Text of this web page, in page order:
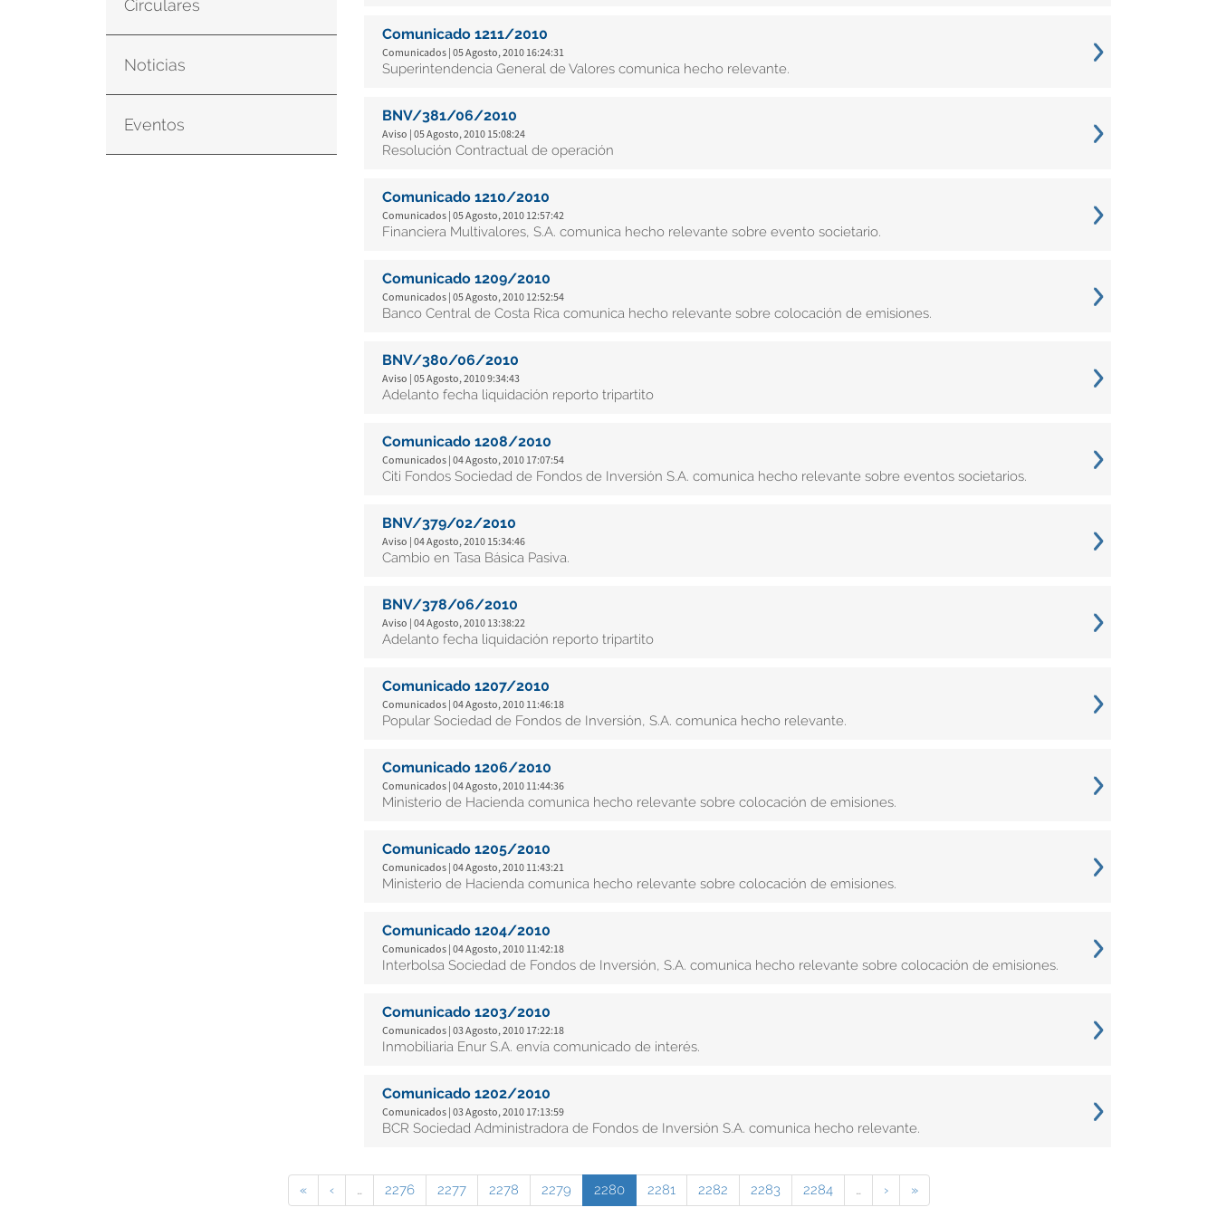
Circulares
Noticias
Eventos
Comunicado 1211/2010
Comunicados | 05 Agosto, 2010 16:24:31
Superintendencia General de Valores comunica hecho relevante.
BNV/381/06/2010
Aviso | 05 Agosto, 2010 15:08:24
Resolución Contractual de operación
Comunicado 1210/2010
Comunicados | 05 Agosto, 2010 12:57:42
Financiera Multivalores, S.A. comunica hecho relevante sobre evento societario.
Comunicado 1209/2010
Comunicados | 05 Agosto, 2010 12:52:54
Banco Central de Costa Rica comunica hecho relevante sobre colocación de emisiones.
BNV/380/06/2010
Aviso | 05 Agosto, 2010 9:34:43
Adelanto fecha liquidación reporto tripartito
Comunicado 1208/2010
Comunicados | 04 Agosto, 2010 17:07:54
Citi Fondos Sociedad de Fondos de Inversión S.A. comunica hecho relevante sobre eventos societarios.
BNV/379/02/2010
Aviso | 04 Agosto, 2010 15:34:46
Cambio en Tasa Básica Pasiva.
BNV/378/06/2010
Aviso | 04 Agosto, 2010 13:38:22
Adelanto fecha liquidación reporto tripartito
Comunicado 1207/2010
Comunicados | 04 Agosto, 2010 11:46:18
Popular Sociedad de Fondos de Inversión, S.A. comunica hecho relevante.
Comunicado 1206/2010
Comunicados | 04 Agosto, 2010 11:44:36
Ministerio de Hacienda comunica hecho relevante sobre colocación de emisiones.
Comunicado 1205/2010
Comunicados | 04 Agosto, 2010 11:43:21
Ministerio de Hacienda comunica hecho relevante sobre colocación de emisiones.
Comunicado 1204/2010
Comunicados | 04 Agosto, 2010 11:42:18
Interbolsa Sociedad de Fondos de Inversión, S.A. comunica hecho relevante sobre colocación de emisiones.
Comunicado 1203/2010
Comunicados | 03 Agosto, 2010 17:22:18
Inmobiliaria Enur S.A. envía comunicado de interés.
Comunicado 1202/2010
Comunicados | 03 Agosto, 2010 17:13:59
BCR Sociedad Administradora de Fondos de Inversión S.A. comunica hecho relevante.
« ‹ … 2276 2277 2278 2279 2280 2281 2282 2283 2284 … › »